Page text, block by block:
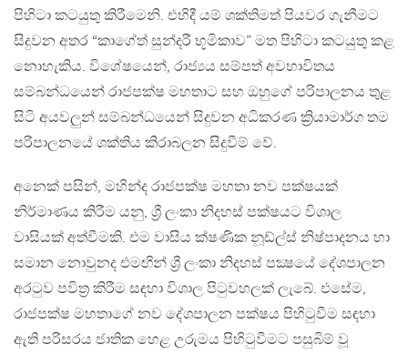
පිහිටා කටයුතු කිරීමෙනි. එහිදී යම් ශක්තිමත් පියවර ගැනීමට
සිදුවන අතර “කාගේත් සුන්දරී භූමිකාව” මත පිහිටා කටයුතු කළ
නොහැකිය. විශේෂයෙන්, රාජ්‍යය සම්පත් අවභාවිතය
සම්බන්ධයෙන් රාජපක්ෂ මහතාට සහ ඔහුගේ පරිපාලනය තුළ
සිටි අයවලුන් සම්බන්ධයෙන් සිදුවන අධිකරණ ක්‍රියාමාර්ග තම
පරිපාලනයේ ශක්තිය කිරාබලන සිදුවීම් වේ.
අනෙක් පසින්, මහින්ද රාජපක්ෂ මහතා නව පක්ෂයක්
නිර්මාණය කිරීම යනු, ශ්‍රී ලංකා නිදහස් පක්ෂයට විශාල
වාසියක් අත්වීමකි. එම වාසිය ක්ෂණික නූඩ්ල්ස් නිෂ්පාදනය හා
සමාන නොවුනද එමඟින් ශ්‍රී ලංකා නිදහස් පක්‍ෂයේ දේශපාලන
අරටුව පවිත්‍ර කිරීම සඳහා විශාල පිටුවහලක් ලැබේ. එසේම,
රාජපක්ෂ මහතාගේ නව දේශපාලන පක්ෂය පිහිටුවීම සඳහා
ඇති පරිසරය ජාතික හෙළ උරුමය පිහිටුවීමට පසුබිම් වූ